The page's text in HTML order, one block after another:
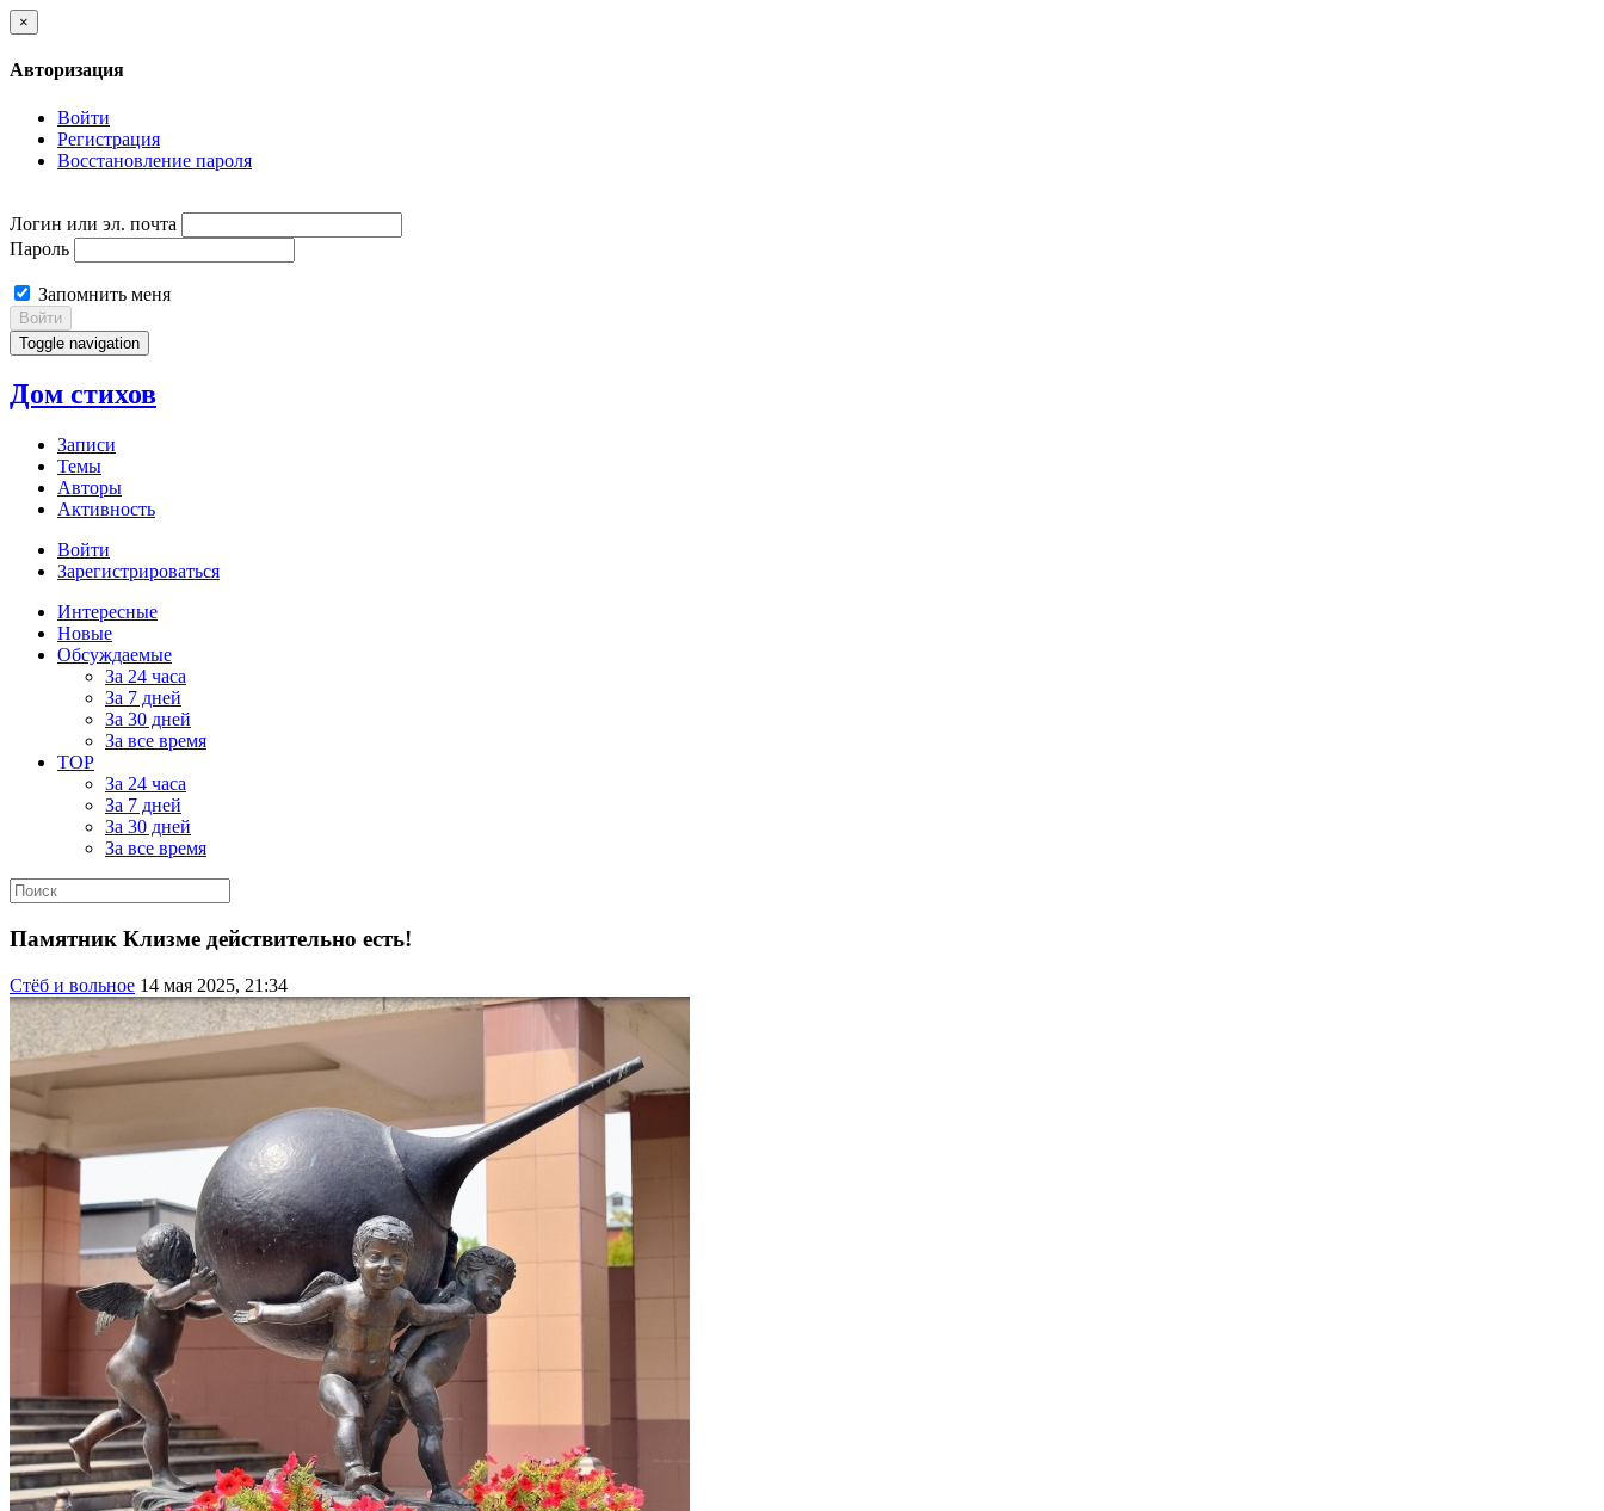
×
Авторизация
Войти
Регистрация
Восстановление пароля
Логин или эл. почта
Пароль
Запомнить меня
Войти
Toggle navigation
Дом стихов
Записи
Темы
Авторы
Активность
Войти
Зарегистрироваться
Интересные
Новые
Обсуждаемые
За 24 часа
За 7 дней
За 30 дней
За все время
TOP
За 24 часа
За 7 дней
За 30 дней
За все время
Памятник Клизме действительно есть!
Стёб и вольное 14 мая 2025, 21:34